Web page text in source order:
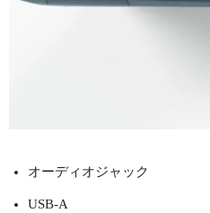
オーディオジャック
USB-A